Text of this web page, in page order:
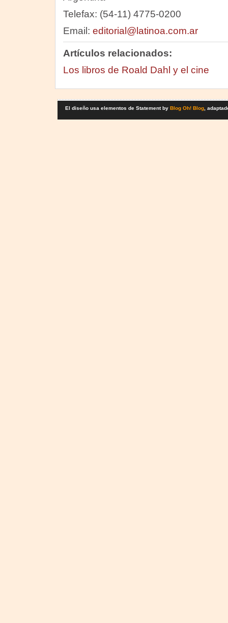
Telefax: (54-11) 4775-0200
Email: editorial@latinoa.com.ar
Artículos relacionados:
Los libros de Roald Dahl y el cine
El diseño usa elementos de Statement by Blog Oh! Blog,